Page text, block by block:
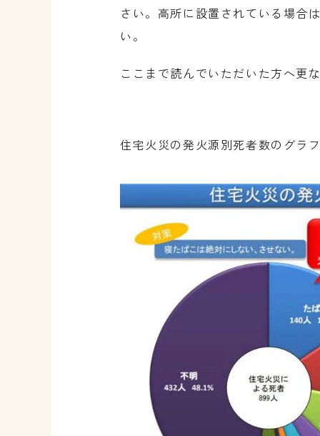
さい。高所に設置されている場合
い。
ここまで読んでいただいた方へ更
住宅火災の発火源別死者数のグラ